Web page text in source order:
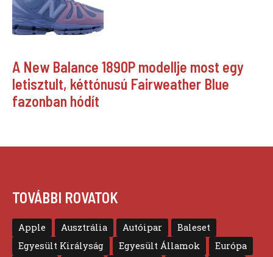
A New Balance 1890P modellje most egy
letisztult, kéttónusú Fairweather Blue
fazonban hódít
TOVÁBBI ROVATOK
Apple Ausztrália Autóipar
Baleset
Egyesült Királyság
Egyesült Államok
Európa